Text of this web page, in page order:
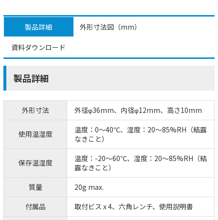
製品詳細 外形寸法図（mm）
資料ダウンロード
製品詳細
外形寸法 外径φ36mm、内径φ12mm、高さ10mm
使用温湿度
温度：0～40℃、湿度：20～85%RH（結露
なきこと）
保存温湿度
温度：-20～60℃、湿度：20～85%RH（結
露なきこと）
質量
20g max.
付属品
取付ビス x 4、六角レンチ、使用説明書